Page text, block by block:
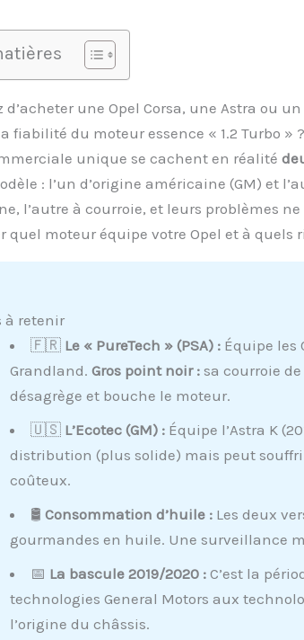
d’acheter une Opel Corsa, une Astra ou
fiabilité du moteur essence « 1.2 Turbo »
unique se cachent en réalité
: l’un d’origine américaine (GM) et
l’autre à courroie, et leurs problèmes
quel moteur équipe votre Opel et à quels
à retenir
🇫🇷 Le « PureTech » (PSA) : Équipe les
Grandland. Gros point noir : sa courroie
désagrège et bouche le moteur.
🇺🇸 L’Ecotec (GM) : Équipe l’Astra K
distribution (plus solide) mais peut
coûteux.
🛢️ Consommation d’huile : Les deux
gourmandes en huile. Une surveillance
📅 La bascule 2019/2020 : C’est la
technologies General Motors aux
l’origine du châssis.